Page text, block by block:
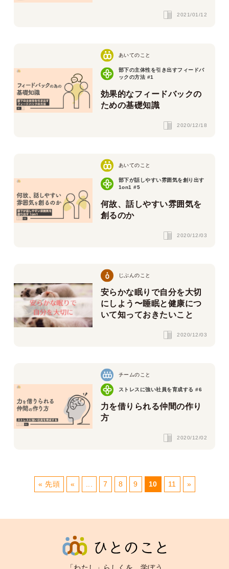
2021/01/12
あいてのこと
部下の主体性を引き出すフィードバ
ックの方法 #1
効果的なフィードバックの
ための基礎知識
2020/12/18
あいてのこと
部下が話しやすい雰囲気を創り出す
1on1 #5
何故、話しやすい雰囲気を
創るのか
2020/12/03
じぶんのこと
安らかな眠りで自分を大切
にしよう〜睡眠と健康につ
いて知っておきたいこと
2020/12/03
チームのこと
ストレスに強い社員を育成する #6
力を借りられる仲間の作り
方
2020/12/02
« 先頭 « ... 7 8 9 10 11 »